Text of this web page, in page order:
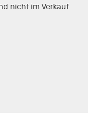
nicht im Verkauf